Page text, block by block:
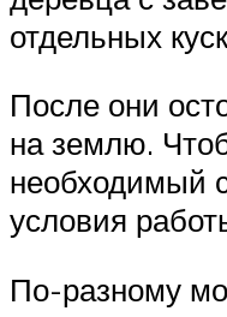
отдельных
После они
на землю.
необходимый
условия
По-разному